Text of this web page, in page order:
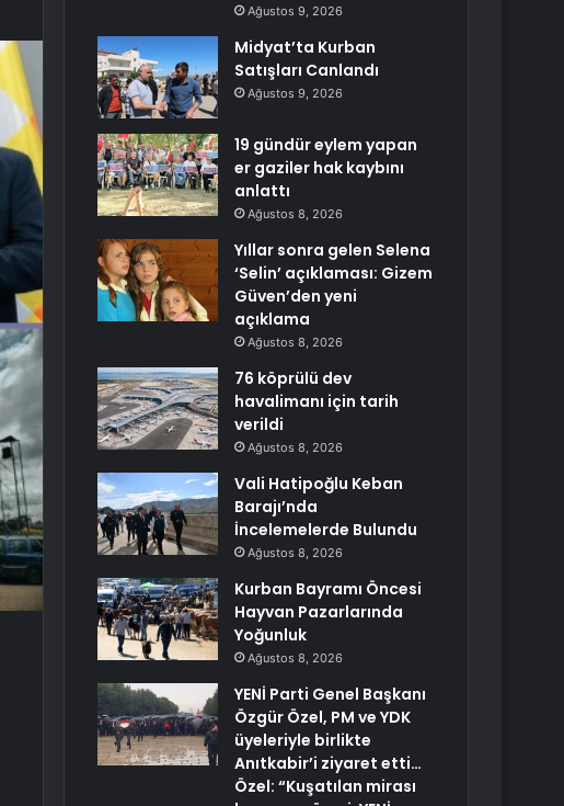
Ağustos 9, 2026
Midyat’ta Kurban
Satışları Canlandı
Ağustos 9, 2026
19 gündür eylem yapan
er gaziler hak kaybını
anlattı
Ağustos 8, 2026
Yıllar sonra gelen Selena
‘Selin’ açıklaması: Gizem
Güven’den yeni
açıklama
Ağustos 8, 2026
76 köprülü dev
havalimanı için tarih
verildi
Ağustos 8, 2026
Vali Hatipoğlu Keban
Barajı’nda
İncelemelerde Bulundu
Ağustos 8, 2026
Kurban Bayramı Öncesi
Hayvan Pazarlarında
Yoğunluk
Ağustos 8, 2026
YENİ Parti Genel Başkanı
Özgür Özel, PM ve YDK
üyeleriyle birlikte
Anıtkabir’i ziyaret etti…
Özel: “Kuşatılan mirası